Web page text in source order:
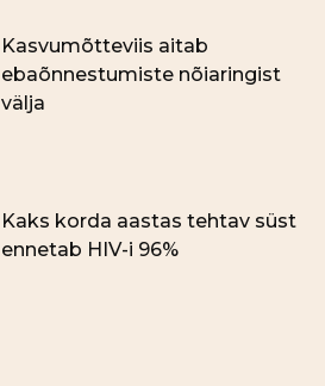
Kasvumõtteviis aitab
ebaõnnestumiste nõiaringist
välja
Kaks korda aastas tehtav süst
ennetab HIV-i 96%